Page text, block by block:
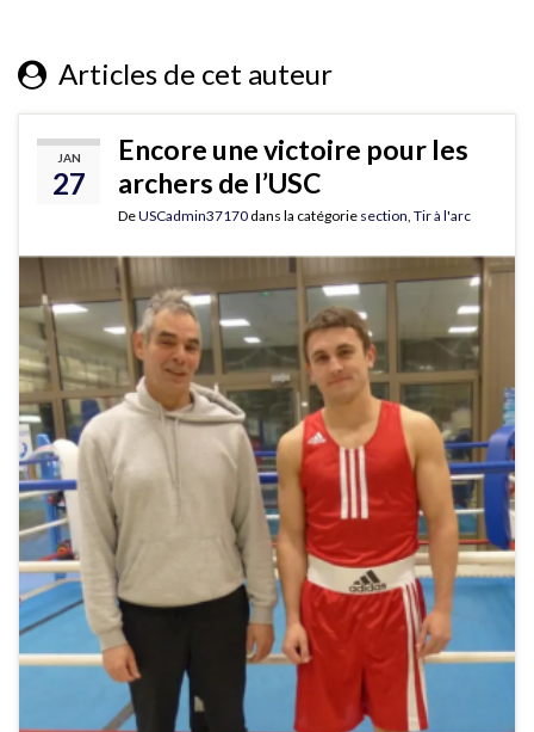
Articles de cet auteur
JAN
27
Encore une victoire pour les
archers de l’USC
DeUSCadmin37170 dans la catégorie section Tir à l'arc